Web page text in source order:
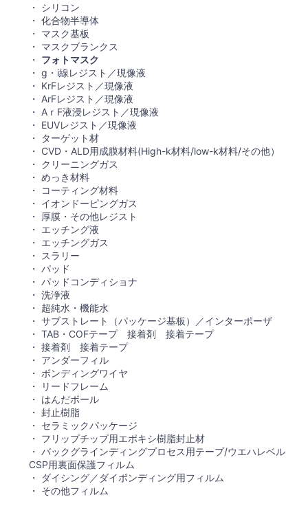
シリコン
化合物半導体
マスク基板
マスクブランクス
フォトマスク
g・i線レジスト／現像液
KrFレジスト／現像液
ArFレジスト／現像液
AｒF液浸レジスト／現像液
EUVレジスト／現像液
ターゲット材
CVD・ALD用成膜材料(High-k材料/low-k材料/その他）
クリーニングガス
めっき材料
コーティング材料
イオンドーピングガス
厚膜・その他レジスト
エッチング液
エッチングガス
スラリー
パッド
パッドコンディショナ
洗浄液
超純水・機能水
サブストレート（パッケージ基板）／インターポーザ
TAB・COFテープ 接着剤 接着テープ
接着剤 接着テープ
アンダーフィル
ボンディングワイヤ
リードフレーム
はんだボール
封止樹脂
セラミックパッケージ
フリップチップ用エポキシ樹脂封止材
バックグラインディングプロセス用テープ/ウエハレベル
CSP用裏面保護フィルム
ダイシング／ダイボンディング用フィルム
その他フィルム